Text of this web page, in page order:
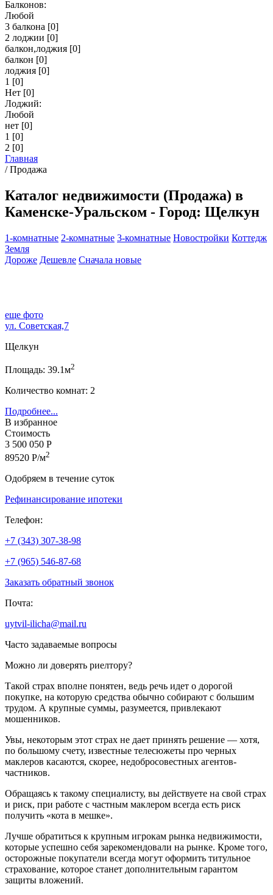
Балконов:
Любой
3 балкона [0]
2 лоджии [0]
балкон,лоджия [0]
балкон [0]
лоджия [0]
1 [0]
Нет [0]
Лоджий:
Любой
нет [0]
1 [0]
2 [0]
Главная
/Продажа
Каталог недвижимости (Продажа) в
Каменске-Уральском - Город: Щелкун
1-комнатные 2-комнатные 3-комнатные Новостройки Коттедж
Земля
Дороже Дешевле Сначала новые
еще фото
ул. Советская,7
Щелкун
Площадь: 39.1м2
Количество комнат: 2
Подробнее...
В избранное
Стоимость
3 500 050 Р
89520 Р/м2
Одобряем в течение суток
Рефинансирование ипотеки
Телефон:
+7 (343) 307-38-98
+7 (965) 546-87-68
Заказать обратный звонок
Почта:
uytvil-ilicha@mail.ru
Часто задаваемые вопросы
Можно ли доверять риелтору?
Такой страх вполне понятен, ведь речь идет о дорогой
покупке, на которую средства обычно собирают с большим
трудом. А крупные суммы, разумеется, привлекают
мошенников.
Увы, некоторым этот страх не дает принять решение — хотя,
по большому счету, известные телесюжеты про черных
маклеров касаются, скорее, недобросовестных агентов-
частников.
Обращаясь к такому специалисту, вы действуете на свой страх
и риск, при работе с частным маклером всегда есть риск
получить «кота в мешке».
Лучше обратиться к крупным игрокам рынка недвижимости,
которые успешно себя зарекомендовали на рынке. Кроме того,
осторожные покупатели всегда могут оформить титульное
страхование, которое станет дополнительным гарантом
защиты вложений.